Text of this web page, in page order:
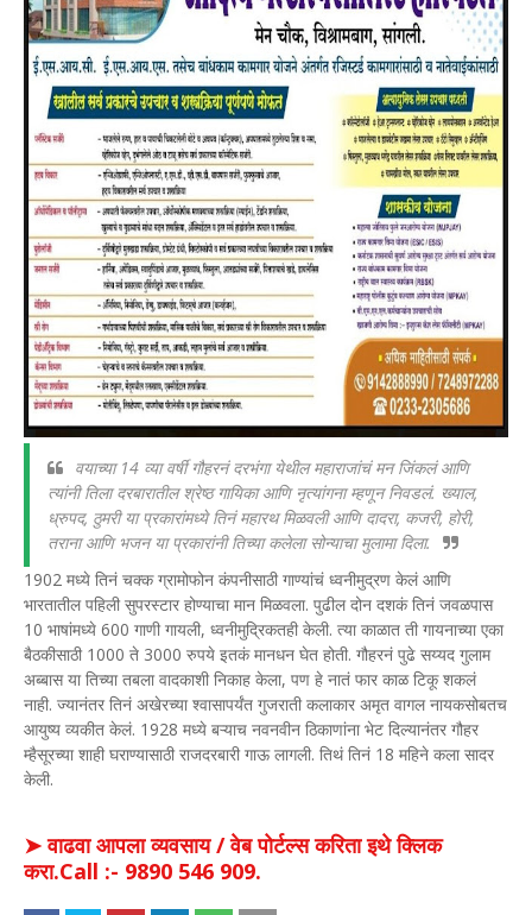
वयाच्या 14 व्या वर्षी गौहरनं दरभंगा येथील महाराजांचं मन जिंकलं आणि
त्यांनी तिला दरबारातील श्रेष्ठ गायिका आणि नृत्यांगना म्हणून निवडलं. ख्याल,
ध्रुपद, ठुमरी या प्रकारांमध्ये तिनं महारथ मिळवली आणि दादरा, कजरी, होरी,
तराना आणि भजन या प्रकारांनी तिच्या कलेला सोन्याचा मुलामा दिला.
1902 मध्ये तिनं चक्क ग्रामोफोन कंपनीसाठी गाण्यांचं ध्वनीमुद्रण केलं आणि
भारतातील पहिली सुपरस्टार होण्याचा मान मिळवला. पुढील दोन दशकं तिनं जवळपास
10 भाषांमध्ये 600 गाणी गायली, ध्वनीमुद्रिकतही केली. त्या काळात ती गायनाच्या एका
बैठकीसाठी 1000 ते 3000 रुपये इतकं मानधन घेत होती. गौहरनं पुढे सय्यद गुलाम
अब्बास या तिच्या तबला वादकाशी निकाह केला, पण हे नातं फार काळ टिकू शकलं
नाही. ज्यानंतर तिनं अखेरच्या श्वासापर्यंत गुजराती कलाकार अमृत वागल नायकसोबतच
आयुष्य व्यकीत केलं. 1928 मध्ये बऱ्याच नवनवीन ठिकाणांना भेट दिल्यानंतर गौहर
म्हैसूरच्या शाही घराण्यासाठी राजदरबारी गाऊ लागली. तिथं तिनं 18 महिने कला सादर
केली.
➤ वाढवा आपला व्यवसाय / वेब पोर्टल्स करिता इथे क्लिक
करा.Call :- 9890 546 909.